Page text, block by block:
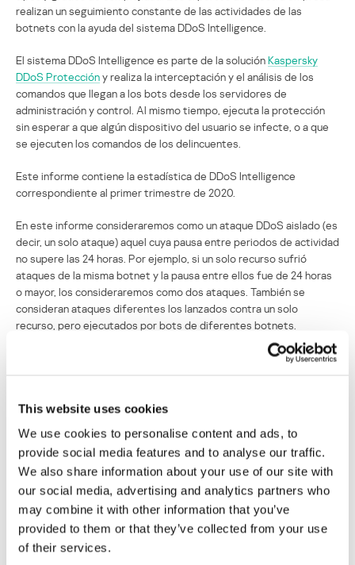
This website uses cookies
We use cookies to personalise content and ads, to
provide social media features and to analyse our traffic.
We also share information about your use of our site with
our social media, advertising and analytics partners who
may combine it with other information that you’ve
provided to them or that they’ve collected from your use
of their services.
realizan un seguimiento constante de las actividades de las
botnets con la ayuda del sistema DDoS Intelligence.
El sistema DDoS Intelligence es parte de la soluciónKaspersky
DDoS Proteccióny realiza la interceptación y el análisis de los
comandos que llegan a los bots desde los servidores de
administración y control. Al mismo tiempo, ejecuta la protección
sin esperar a que algún dispositivo del usuario se infecte, o a que
se ejecuten los comandos de los delincuentes.
Este informe contiene la estadística de DDoS Intelligence
correspondiente al primer trimestre de 2020.
En este informe consideraremos como un ataque DDoS aislado (es
decir, un solo ataque) aquel cuya pausa entre periodos de actividad
no supere las 24 horas. Por ejemplo, si un solo recurso sufrió
ataques de la misma botnet y la pausa entre ellos fue de 24 horas
o mayor, los consideraremos como dos ataques. También se
consideran ataques diferentes los lanzados contra un solo
recurso, pero ejecutados por bots de diferentes botnets.
La ubicación geográfica de las víctimas de los ataques DDoS y los
ataques DDoS en este informe se calcula según el número de
La estadística de DDoS Intelligence se limita a las botnets
detectadas y analizadas por Kaspersky Lab. También hay que tener
en cuenta que las botnets son solo uno de los instrumentos con
los que se realizan ataques DDoS, y que los datos que se
presentan en este informe no abarcan todos los ataques ocurridos
durante el periodo indicado.